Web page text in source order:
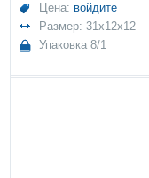
Цена: войдите
Размер: 31x12x12
Упаковка 8/1